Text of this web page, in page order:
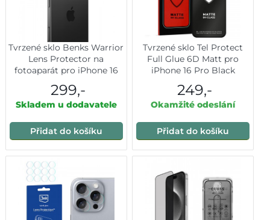
Tvrzené sklo Benks Warrior
Lens Protector na
fotoaparát pro iPhone 16
kusy) stříbrná
299,-
Skladem u dodavatele
Přidat do košíku
Tvrzené sklo Tel Protect
Full Glue 6D Matt pro
iPhone 16 Pro Black
249,-
Okamžité odeslání
Přidat do košíku